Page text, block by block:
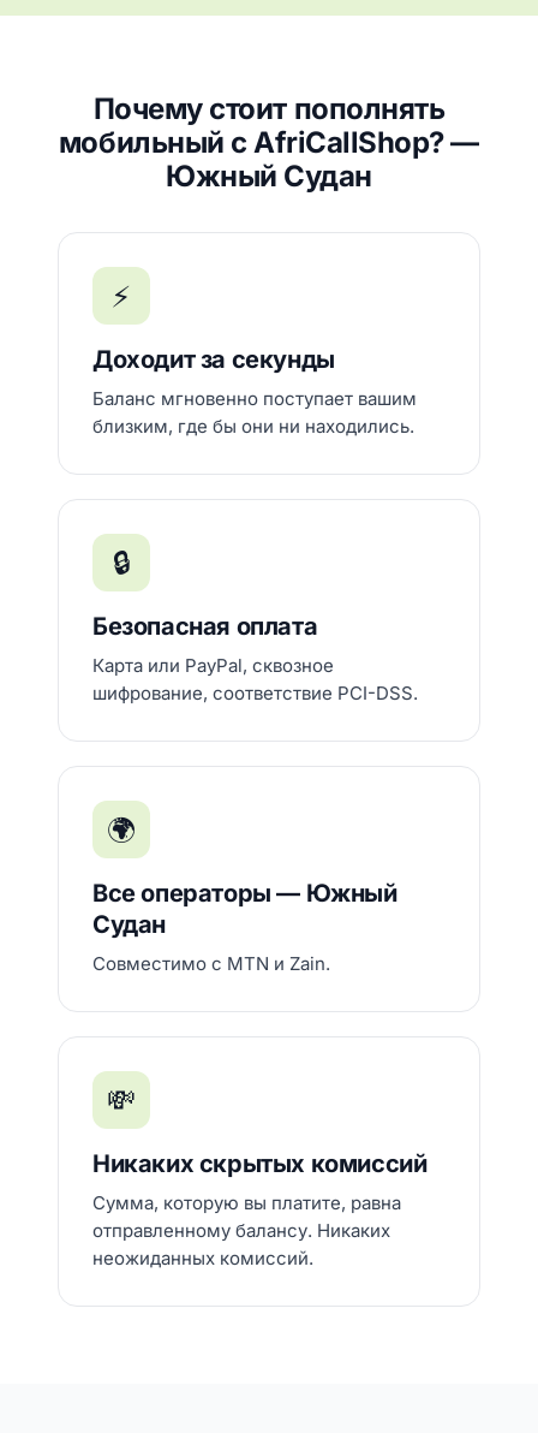
Почему стоит пополнять
мобильный с AfriCallShop? —
Южный Судан
⚡
Доходит за секунды
Баланс мгновенно поступает вашим
близким, где бы они ни находились.
🔒
Безопасная оплата
Карта или PayPal, сквозное
шифрование, соответствие PCI-DSS.
🌍
Все операторы — Южный
Судан
Совместимо с MTN и Zain.
💸
Никаких скрытых комиссий
Сумма, которую вы платите, равна
отправленному балансу. Никаких
неожиданных комиссий.